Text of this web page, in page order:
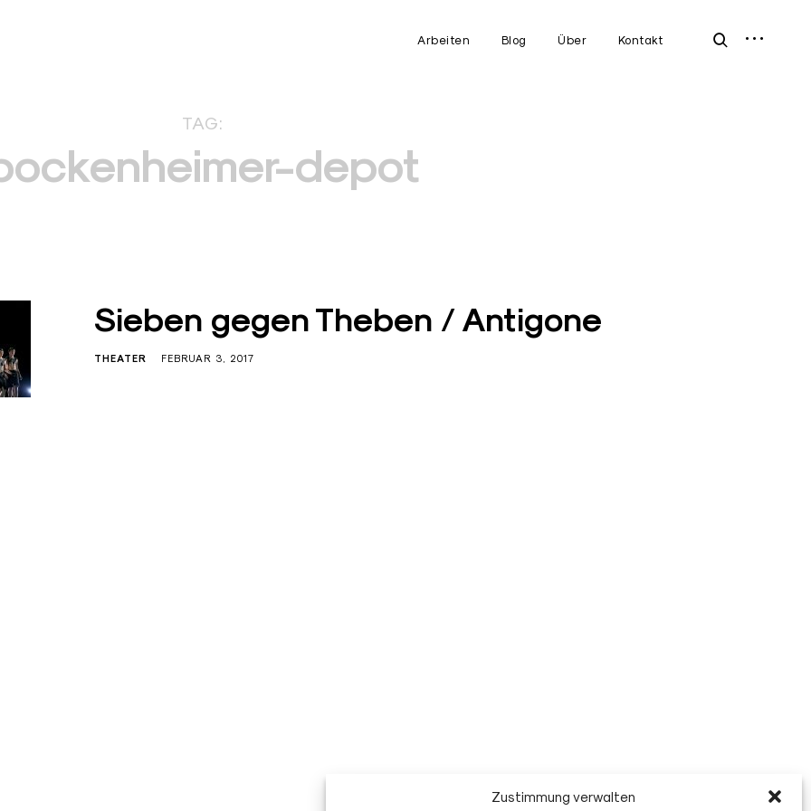
Zustimmung verwalten
Arbeiten Blog Über Kontakt
open
open
TAG:
depot
Sieben gegen Theben / Antigone
THEATER FEBRUAR 3, 2017